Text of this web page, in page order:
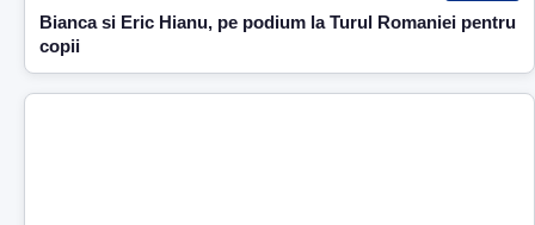
Bianca si Eric Hianu, pe podium la Turul Romaniei pentru
copii